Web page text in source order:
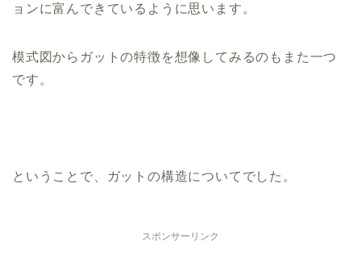
ョンに富んできているように思います。
模式図からガットの特徴を想像してみるのもまた一つ
です。
ということで、ガットの構造についてでした。
スポンサーリンク